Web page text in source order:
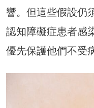
響。但這些假設仍
認知障礙症患者感
優先保護他們不受